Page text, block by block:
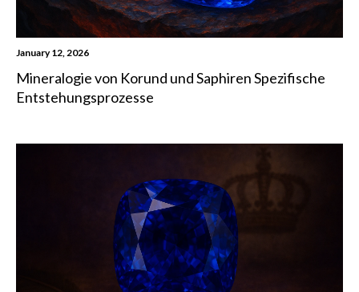
January 12, 2026
Mineralogie von Korund und Saphiren Spezifische
Entstehungsprozesse